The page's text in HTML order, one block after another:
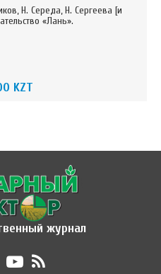
Н. Середа, Н. Сергеева [и
«Лань».
KZT
журнал